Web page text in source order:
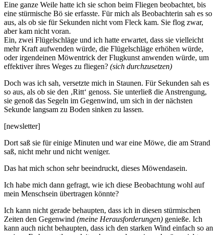
Eine ganze Weile hatte ich sie schon beim Fliegen beobachtet, bis
eine stürmische Bö sie erfasste. Für mich als Beobachterin sah es so
aus, als ob sie für Sekunden nicht vom Fleck kam. Sie flog zwar,
aber kam nicht voran.
Ein, zwei Flügelschläge und ich hatte erwartet, dass sie vielleicht
mehr Kraft aufwenden würde, die Flügelschläge erhöhen würde,
oder irgendeinen Möwentrick der Flugkunst anwenden würde, um
effektiver ihres Weges zu fliegen? (sich durchzusetzen)
Doch was ich sah, versetzte mich in Staunen. Für Sekunden sah es
so aus, als ob sie den ‚Ritt‘ genoss. Sie unterließ die Anstrengung,
sie genoß das Segeln im Gegenwind, um sich in der nächsten
Sekunde langsam zu Boden sinken zu lassen.
[newsletter]
Dort saß sie für einige Minuten und war eine Möwe, die am Strand
saß, nicht mehr und nicht weniger.
Das hat mich schon sehr beeindruckt, dieses Möwendasein.
Ich habe mich dann gefragt, wie ich diese Beobachtung wohl auf
mein Menschsein übertragen könnte?
Ich kann nicht gerade behaupten, dass ich in diesen stürmischen
Zeiten den Gegenwind (meine Herausforderungen) genieße. Ich
kann auch nicht behaupten, dass ich den starken Wind einfach so an